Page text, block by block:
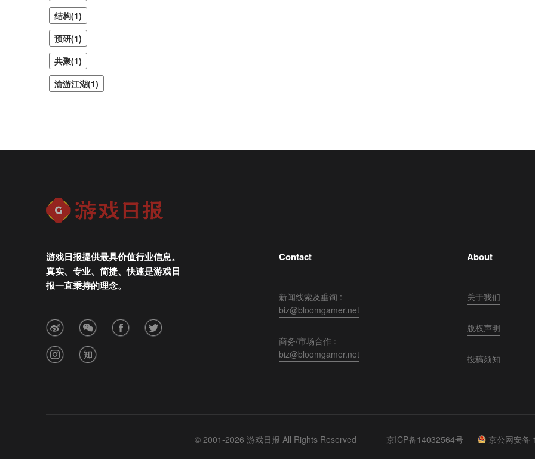
结构(1)
预研(1)
共聚(1)
渝游江湖(1)
游戏日报提供最具价值行业信息。
真实、专业、简捷、快速是游戏日
报一直秉持的理念。
Contact
新闻线索及垂询 :
biz@bloomgamer.net
商务/市场合作 :
biz@bloomgamer.net
About
关于我们
版权声明
投稿须知
© 2001-2026 游戏日报 All Rights Reserved 京ICP备14032564号 京公网安备